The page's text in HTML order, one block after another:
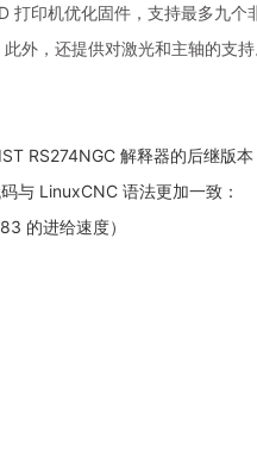
印机优化固件，支持最多九个
外，还提供对激光和主轴的支持
RS274NGC 解释器的后继版
与 LinuxCNC 语法更加一致：
的进给速度）